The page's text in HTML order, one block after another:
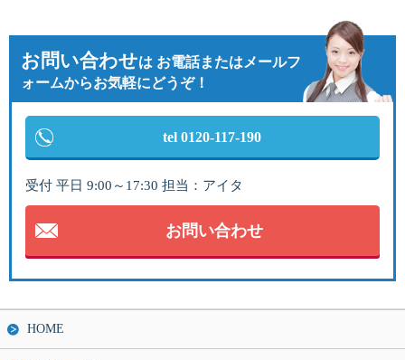
お問い合わせは お電話またはメールフ
ォームからお気軽にどうぞ！
tel 0120-117-190
受付 平日 9:00～17:30 担当：アイタ
お問い合わせ
HOME